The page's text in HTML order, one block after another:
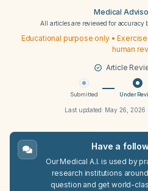
Medical
All articles are reviewed for accuracy
Educational purpose only •
human
Article
Submitted Under
Last updated: May 26, 2026
Have a
Our Medical A.I. is used by
research institutions
question and get world-